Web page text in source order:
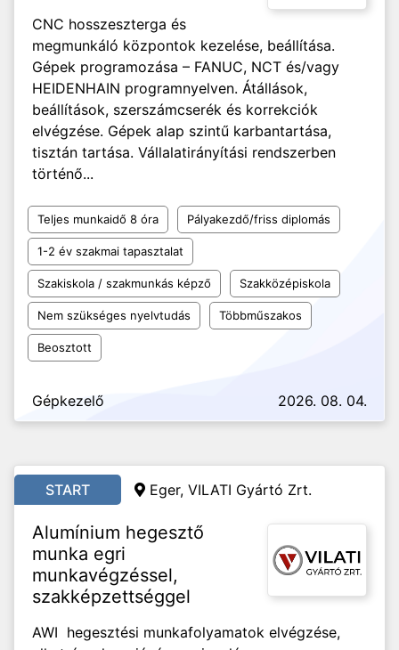
CNC hosszeszterga és
megmunkáló központok kezelése, beállítása.
Gépek programozása – FANUC, NCT és/vagy
HEIDENHAIN programnyelven. Átállások,
beállítások, szerszámcserék és korrekciók
elvégzése. Gépek alap szintű karbantartása,
tisztán tartása. Vállalatirányítási rendszerben
történő...
Teljes munkaidő 8 óra Pályakezdő/friss diplomás
1-2 év szakmai tapasztalat
Szakiskola / szakmunkás képző Szakközépiskola
Nem szükséges nyelvtudás Többműszakos
Beosztott
Gépkezelő 2026. 08. 04.
START Eger, VILATI Gyártó Zrt.
Alumínium hegesztő
munka egri
munkavégzéssel,
szakképzettséggel
AWI hegesztési munkafolyamatok elvégzése,